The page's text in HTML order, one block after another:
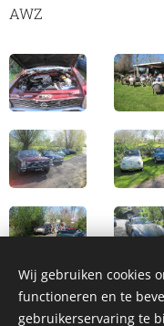
AWZ
Wij gebruiken cookies
functioneren en te
gebruikerservaring te